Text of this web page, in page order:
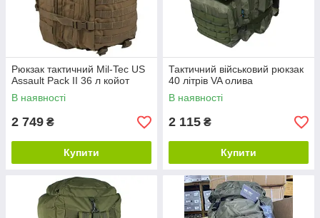
Рюкзак тактичний Mil-Tec US
Assault Pack II 36 л койот
В наявності
2 749 ₴
Купити
Тактичний військовий рюкзак
40 літрів VA олива
В наявності
2 115 ₴
Купити